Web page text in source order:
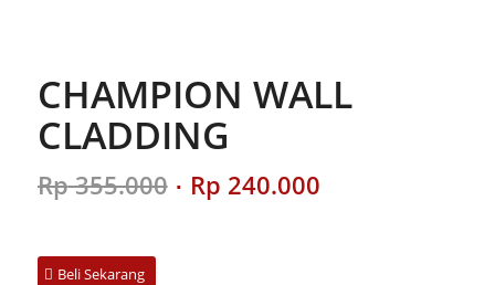
CHAMPION WALL
CLADDING
Rp355.000 Original
price
Rp 240.000Current
Beli Sekarang